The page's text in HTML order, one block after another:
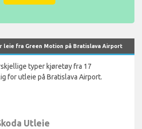
fra Green Motion på Bratislava Airport
typer kjøretøy fra 17
for utleie på Bratislava Airport.
Utleie